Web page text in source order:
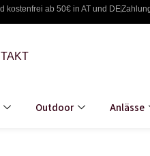
kostenfrei ab 50€ in AT und DE
Outdoor Anlässe